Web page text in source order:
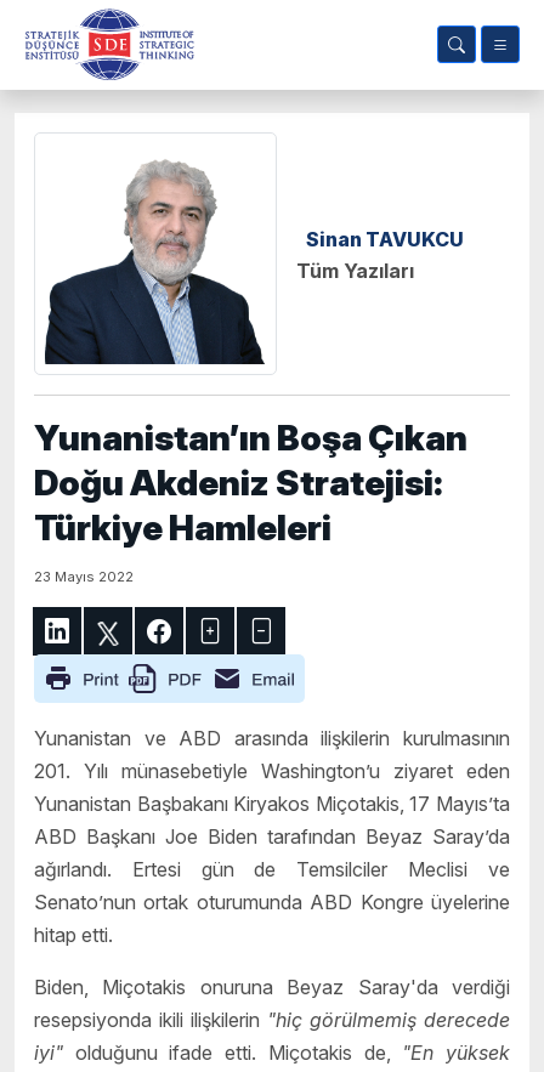
Sinan TAVUKCU
Tüm Yazıları
Yunanistan’ın Boşa Çıkan
Doğu Akdeniz Stratejisi:
Türkiye Hamleleri
23 Mayıs 2022
Yunanistan ve ABD arasında ilişkilerin kurulmasının
201. Yılı münasebetiyle Washington’u ziyaret eden
Yunanistan Başbakanı Kiryakos Miçotakis, 17 Mayıs’ta
ABD Başkanı Joe Biden tarafından Beyaz Saray’da
ağırlandı. Ertesi gün de Temsilciler Meclisi ve
Senato’nun ortak oturumunda ABD Kongre üyelerine
hitap etti.
Biden, Miçotakis onuruna Beyaz Saray'da verdiği
resepsiyonda ikili ilişkilerin "hiç görülmemiş derecede
iyi" olduğunu ifade etti. Miçotakis de, "En yüksek